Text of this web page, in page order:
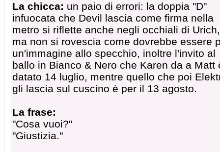
La chicca: un paio di errori: la doppia "D"
infuocata che Devil lascia come firma nella
metro si riflette anche negli occhiali di Urich,
ma non si rovescia come dovrebbe essere
un'immagine allo specchio, inoltre l'invito al
ballo in Bianco & Nero che Karen da a Matt
datato 14 luglio, mentre quello che poi
gli lascia sul cuscino è per il 13 agosto.
La frase:
"Cosa vuoi?"
"Giustizia."